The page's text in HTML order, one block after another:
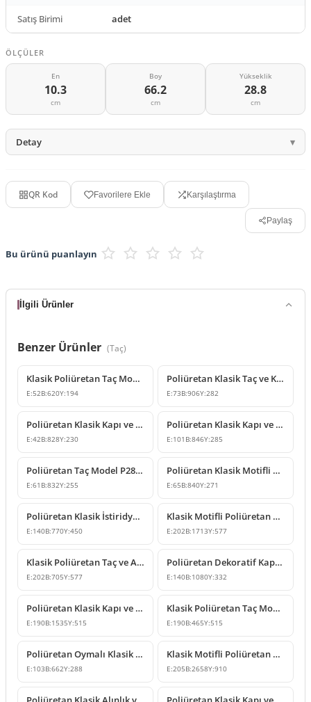
Satış Birimi adet
ÖLÇÜLER
En
10.3
cm
Boy
66.2
cm
Yükseklik
28.8
cm
Detay
QR Kod Favorilere Ekle Karşılaştırma
Paylaş
Bu ürünü puanlayın
İlgili Ürünler
Benzer Ürünler (Taç)
Klasik Poliüretan Taç Modeli
E:52B:620Y:194
Poliüretan Klasik Taç ve Kapı Üstü Motif Modeli
E:73B:906Y:282
Poliüretan Klasik Kapı ve Pencere Tacı Modeli
E:42B:828Y:230
Poliüretan Klasik Kapı ve Pencere Üstü Taç Modeli
E:101 B:846Y:285
Poliüretan Taç Model P2835
E:61 B:832Y:255
Poliüretan Klasik Motifli Kapı ve Pencere Üstü Taç Modeli
E:65B:840Y:271
Poliüretan Klasik İstiridye Desenli Dekoratif Taç Modeli
E:140B:770Y:450
Klasik Motifli Poliüretan Taç Tasarımı
E:202B:1713Y:577
Klasik Poliüretan Taç ve Alınlık Modeli
E:202B:705Y:577
Poliüretan Dekoratif Kapı ve Pencere Üstü Taç Modeli
E:140B:1080Y:332
Poliüretan Klasik Kapı ve Pencere Üstü Taç Modeli
E:190B:1535Y:515
Klasik Poliüretan Taç Modeli ve Duvar Süsleme Çeşitleri
E:190B:465Y:515
Poliüretan Oymalı Klasik Duvar ve Pencere Üstü Taç Modeli
E:103B:662Y:288
Klasik Motifli Poliüretan Taç Modelleri
E:205B:2658Y:910